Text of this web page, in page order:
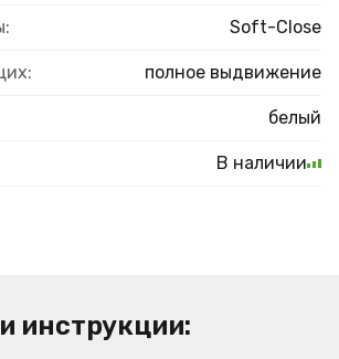
Soft-Close
полное выдвижение
белый
В наличии
инструкции: